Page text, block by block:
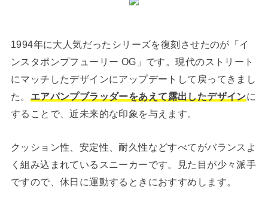
1994年に大人気だったシリーズを復刻させたのが「イ
ンスタポンプフューリー OG」です。現代のストリート
にマッチしたデザインにアップデートして戻ってきまし
た。 エアパンプブラッダーをあえて露出したデザインに
することで、近未来的な印象を与えます。
クッション性、安定性、耐久性などすべてがバランスよ
く組み込まれているスニーカーです。見た目が少々派手
ですので、休日に運動するときにおすすめします。